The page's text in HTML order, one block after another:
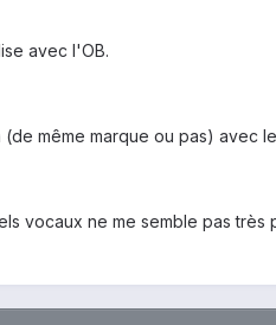
avec l'OB.
même marque ou pas) avec
vocaux ne me semble pas